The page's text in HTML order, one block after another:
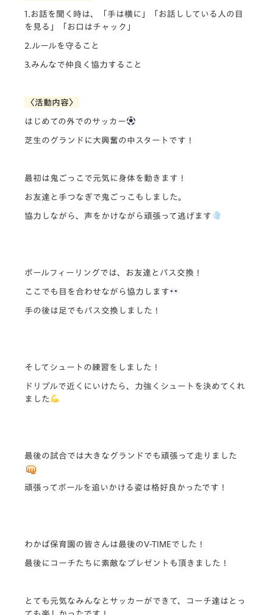
1.お話を聞く時は、「手は横に」「お話ししている人の目
を見る」「お口はチャック」
2.ルールを守ること
3.みんなで仲良く協力すること
〈活動内容〉
はじめての外でのサッカー
芝生のグランドに大興奮の中スタートです！
最初は鬼ごっこで元気に身体を動きます！
お友達と手つなぎで鬼ごっこもしました。
協力しながら、声をかけながら頑張って逃げます
ボールフィーリングでは、お友達とパス交換！
ここでも目を合わせながら協力します
手の後は足でもパス交換しました！
そしてシュートの練習をしました！
ドリブルで近くにいけたら、力強くシュートを決めてくれ
ました
最後の試合では大きなグランドでも頑張って走りました
頑張ってボールを追いかける姿は格好良かったです！
わかば保育園の皆さんは最後のV-TIMEでした！
最後にコーチたちに素敵なプレゼントも頂きました！
とても元気なみんなとサッカーができて、コーチ達はとっ